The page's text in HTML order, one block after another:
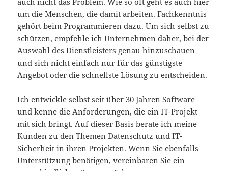
um die Menschen, die damit arbeiten. Fachkenntnis
gehört beim Programmieren dazu. Um sich selbst zu
schützen, empfehle ich Unternehmen daher, bei der
Auswahl des Dienstleisters genau hinzuschauen
und sich nicht einfach nur für das günstigste
Angebot oder die schnellste Lösung zu entscheiden.
Ich entwickle selbst seit über 30 Jahren Software
und kenne die Anforderungen, die ein IT-Projekt
mit sich bringt. Auf dieser Basis berate ich meine
Kunden zu den Themen Datenschutz und IT-
Sicherheit in ihren Projekten. Wenn Sie ebenfalls
Unterstützung benötigen, vereinbaren Sie ein